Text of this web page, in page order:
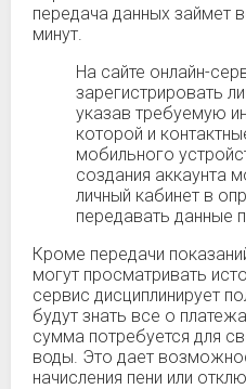
передача данных займет
минут.
На сайте онлайн-
зарегистрировать
указав требуемую
которой и
мобильного
создания аккаунта
личный кабинет в
передавать данные
Кроме передачи
могут просматривать
сервис дисциплинирует
будут знать все о
сумма потребуется для
воды. Это дает
начисления пени или